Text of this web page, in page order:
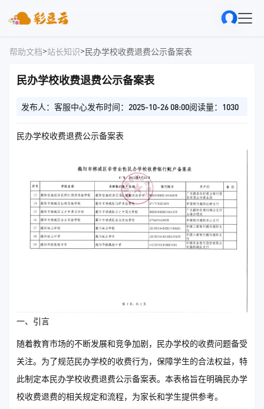
帮助文档>站长知识>民办学校收费退费公示备案表
民办学校收费退费公示备案表
发布人：客服中心发布时间：2025-10-26 08:00阅读量：1030
民办学校收费退费公示备案表
一、引言
随着教育市场的不断发展和竞争加剧，民办学校的收费问题备受
关注。为了规范民办学校的收费行为，保障学生的合法权益，特
此制定本民办学校收费退费公示备案表。本表格旨在明确民办学
校收费退费的相关规定和流程，为家长和学生提供参考。